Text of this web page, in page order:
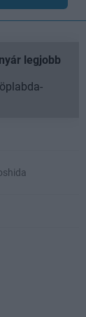
legjobb